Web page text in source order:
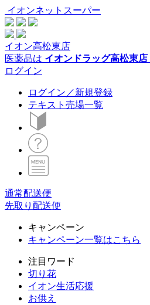
イオンネットスーパー
イオン高松東店
医薬品は イオンドラッグ高松東店
ログイン
ログイン／新規登録
テキスト売場一覧
通常配送便
先取り配送便
キャンペーン
キャンペーン一覧はこちら
注目ワード
切り花
イオン生活応援
お供え